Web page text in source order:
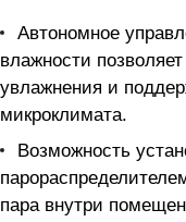
Автономное
влажности
увлажнения и
микроклимата.
Возможность
пара внутри